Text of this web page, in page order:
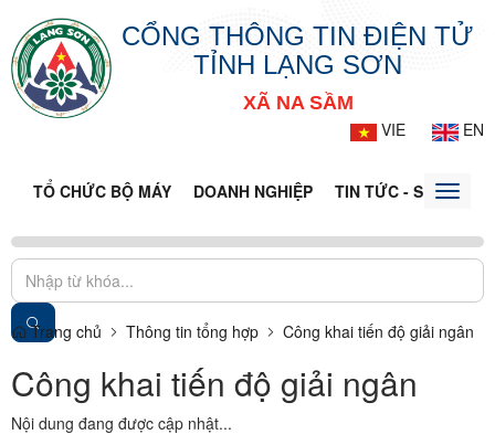
CỔNG THÔNG TIN ĐIỆN TỬ
TỈNH LẠNG SƠN
XÃ NA SẦM
VIE
EN
TỔ CHỨC BỘ MÁY DOANH NGHIỆP TIN TỨC - SỰ KIỆNToggle
Trang chủ Thông tin tổng hợp Công khai tiến độ giải ngân
Công khai tiến độ giải ngân
Nội dung đang được cập nhật...